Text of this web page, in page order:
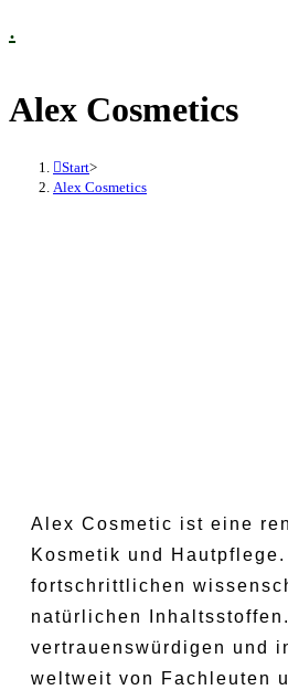
.
Alex Cosmetics
Start>
Alex Cosmetics
Alex Cosmetic ist eine
Kosmetik und
fortschrittlichen
natürlichen
vertrauenswürdigen und
weltweit von Fachleuten